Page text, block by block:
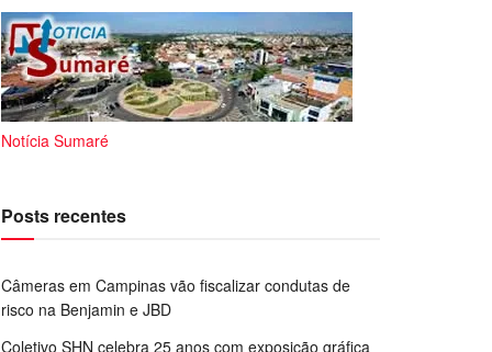
Notícia Sumaré
Posts recentes
Câmeras em Campinas vão fiscalizar condutas de
risco na Benjamin e JBD
Coletivo SHN celebra 25 anos com exposição gráfica